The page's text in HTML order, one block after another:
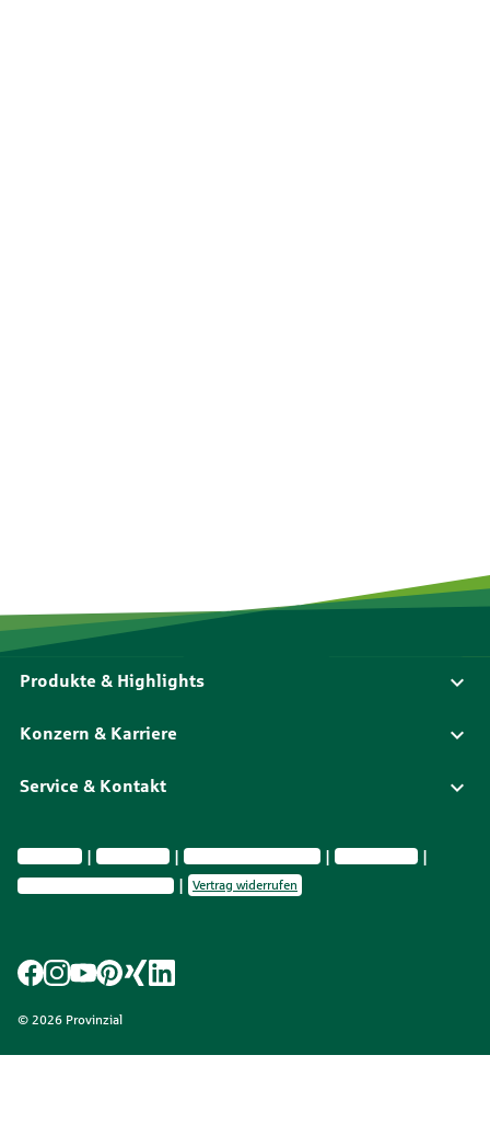
Produkte & Highlights
Konzern & Karriere
Service & Kontakt
Impressum Datenschutz Vermittlerinformationen
Nachhaltig­keit
Privatsphäre-Einstellungen
Vertrag widerrufen